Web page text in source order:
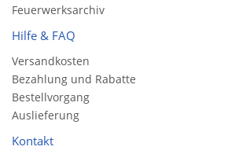
Feuerwerksarchiv
Hilfe & FAQ
Versandkosten
Bezahlung und Rabatte
Bestellvorgang
Auslieferung
Kontakt